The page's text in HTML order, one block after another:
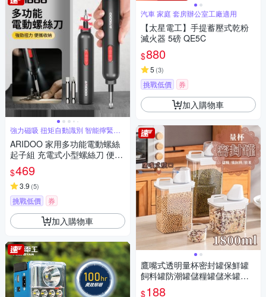
強力磁吸 扭矩自動識別 智能擰緊即
停
ARIDOO 家用多功能電動螺絲
起子組 充電式小型螺絲刀 便攜
螺絲維修工具套裝 螺絲批
$469
3.9 (5)
挑戰低價 券
加入購物車
汽車 家庭 套房辦公室工廠適用
【太星電工】手提蓄壓式乾粉
滅火器 5磅 QE5C
$880
5 (3)
挑戰低價 券
加入購物車
鷹嘴式透明量杯密封罐保鮮罐
飼料罐防潮罐儲糧罐儲米罐米
桶-1800ml
$188